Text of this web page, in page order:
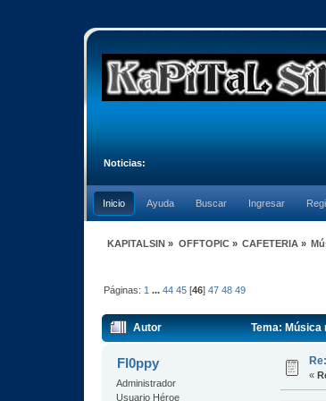
Noticias:
Inicio Ayuda Buscar Ingresar
KAPITALSIN » OFFTOPIC» CAFETERIA »
Páginas: 1 ...44 45 [46]47 48 49
Autor Tema: Música
Fl0ppy
Administrador
Usuario Héroe
«